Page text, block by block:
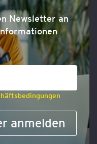
Newsletter an
anmelden